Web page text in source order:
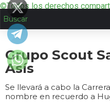
©Todos los derechos
Grupo Scout
Asís
Se llevará a cabo la
nombre en recuerdo a